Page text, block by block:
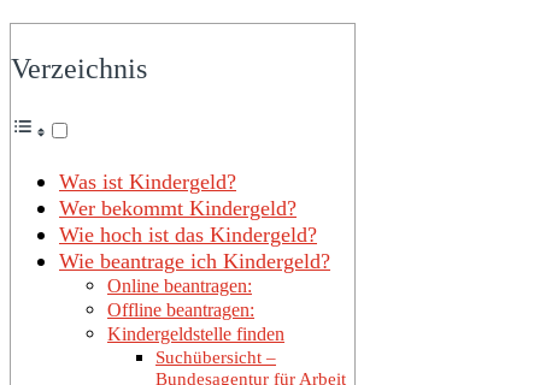
Verzeichnis
Was ist Kindergeld?
Wer bekommt Kindergeld?
Wie hoch ist das Kindergeld?
Wie beantrage ich Kindergeld?
Online beantragen:
Offline beantragen:
Kindergeldstelle finden
Suchübersicht –
Bundesagentur für Arbeit